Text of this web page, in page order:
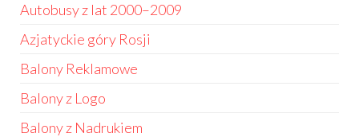
Autobusy z lat 2000–2009
Azjatyckie góry Rosji
Balony Reklamowe
Balony z Logo
Balony z Nadrukiem